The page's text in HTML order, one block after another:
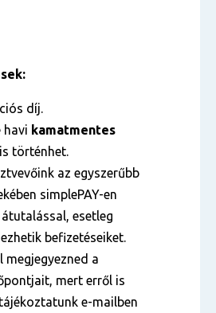
díj.
havi kamatmentes
is történhet.
az egyszerűbb
simplePAY-en
esetleg
befizetéseiket.
megjegyezned a
mert erről is
e-mailben